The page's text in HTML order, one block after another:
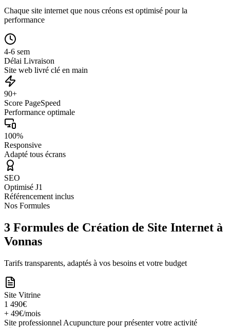
Chaque site internet que nous créons est optimisé pour la
performance
4-6 sem
Délai Livraison
Site web livré clé en main
90+
Score PageSpeed
Performance optimale
100%
Responsive
Adapté tous écrans
SEO
Optimisé J1
Référencement inclus
Nos Formules
3 Formules de Création de Site Internet à
Vonnas
Tarifs transparents, adaptés à vos besoins et votre budget
Site Vitrine
1 490€
+ 49€/mois
Site professionnel Acupuncture pour présenter votre activité